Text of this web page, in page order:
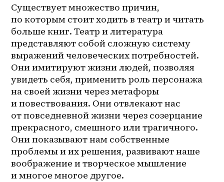
Существует множество причин,
по которым стоит ходить в театр и читать
больше книг. Театр и литература
представляют собой сложную систему
выражений человеческих потребностей.
Они имитируют жизни людей, позволяя
увидеть себя, применить роль персонажа
на своей жизни через метафоры
и повествования. Они отвлекают нас
от повседневной жизни через созерцание
прекрасного, смешного или трагичного.
Они показывают нам собственные
проблемы и их решения, развивают наше
воображение и творческое мышление
и многое многое другое.